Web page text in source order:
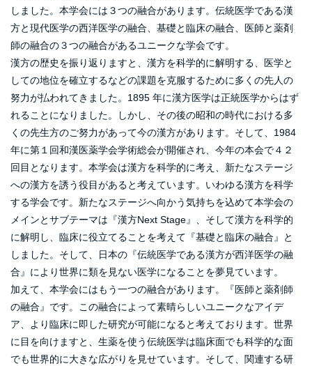
しました。本学会には３つの融合があります。伝統医学である漢
方と現代医学の西洋医学の融合、基礎と臨床の融合、医師と薬剤
師の融合の３つの融合があるユニークな学会です。
漢方の歴史を振り返りますと、漢方を科学的に解明する、医学と
しての地位を確立するなどの課題を克服するために多くの先人の
努力が払われてきました。1895 年に漢方医学は正統医学からはず
れることになりました。しかし、その後の昭和の時代における多
くの先生方のご努力があって今の漢方があります。そして、1984
年に第１回和漢医薬学会学術総会が開催され、今年の本会で４２
回目となります。本学会は漢方を科学的に考え、新たなステージ
への漢方を誘う役目があると考えています。いわゆる漢方を科学
する学会です。新たなステージへ向かう気持ちを込めて本学会の
メインとサブテーマは『漢方Next Stage』、そして漢方を科学的
に解明し、臨床に役立てることを考えて『基礎と臨床の融合』と
しました。そして、日本の『伝統医学である漢方が西洋医学の融
合』により世界に類を見ない医学になることを夢見ています。
加えて、本学会にはもう一つの融合があります。『医師と薬剤師
の融合』です。この融合によって素晴らしいユニークなアイデ
ア、より臨床に即した研究が可能になると考えております。世界
に目を向けますと、生薬を使う伝統医学は臨床面でも科学的な面
でも世界的に大きな広がりを見せています。そして、関連する研